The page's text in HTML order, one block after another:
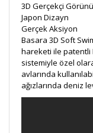
3D Gerçekçi
Japon Dizayn
Gerçek Aksiyon
Basara 3D Soft
hareketi ile patentli
sistemiyle özel
avlarında
ağızlarında deniz